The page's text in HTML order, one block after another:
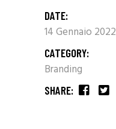
DATE:
14 Gennaio 2022
CATEGORY:
Branding
SHARE: